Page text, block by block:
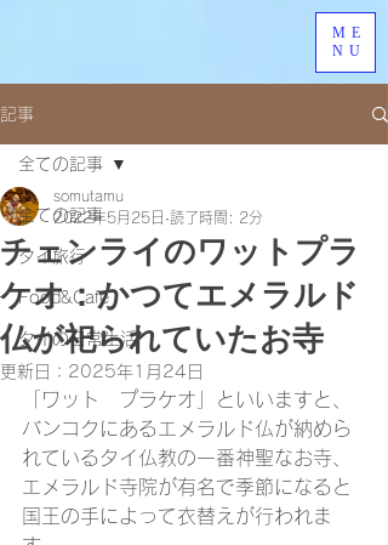
ME
NU
記事
全ての記事
タイ旅行
Food&Cafe
タイの日常生活
全ての記事
チェンライのワットプラ
ケオ：かつてエメラルド
仏が祀られていたお寺
somutamu
2022年5月25日 読了時間: 2分
更新日： 2025年1月24日
「ワット　プラケオ」といいますと、
バンコクにあるエメラルド仏が納めら
れているタイ仏教の一番神聖なお寺、
エメラルド寺院が有名で季節になると
国王の手によって衣替えが行われま